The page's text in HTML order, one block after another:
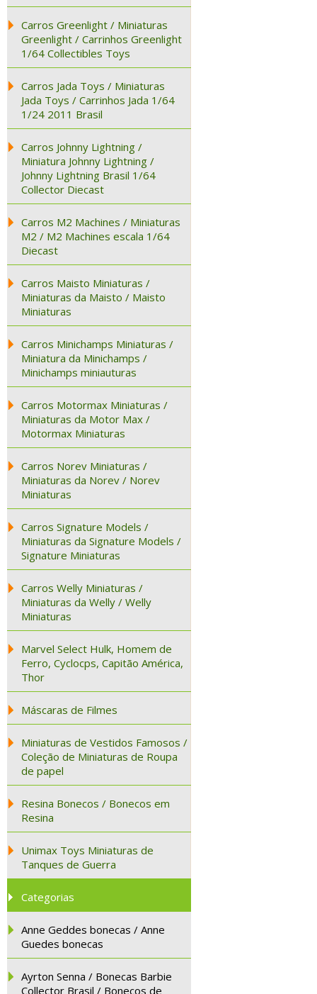
Carros Greenlight / Miniaturas
Greenlight / Carrinhos Greenlight
1/64 Collectibles Toys
Carros Jada Toys / Miniaturas
Jada Toys / Carrinhos Jada 1/64
1/24 2011 Brasil
Carros Johnny Lightning /
Miniatura Johnny Lightning /
Johnny Lightning Brasil 1/64
Collector Diecast
Carros M2 Machines / Miniaturas
M2 / M2 Machines escala 1/64
Diecast
Carros Maisto Miniaturas /
Miniaturas da Maisto / Maisto
Miniaturas
Carros Minichamps Miniaturas /
Miniatura da Minichamps /
Minichamps miniauturas
Carros Motormax Miniaturas /
Miniaturas da Motor Max /
Motormax Miniaturas
Carros Norev Miniaturas /
Miniaturas da Norev / Norev
Miniaturas
Carros Signature Models /
Miniaturas da Signature Models /
Signature Miniaturas
Carros Welly Miniaturas /
Miniaturas da Welly / Welly
Miniaturas
Marvel Select Hulk, Homem de
Ferro, Cyclocps, Capitão América,
Thor
Máscaras de Filmes
Miniaturas de Vestidos Famosos /
Coleção de Miniaturas de Roupa
de papel
Resina Bonecos / Bonecos em
Resina
Unimax Toys Miniaturas de
Tanques de Guerra
Categorias
Anne Geddes bonecas / Anne
Guedes bonecas
Ayrton Senna / Bonecas Barbie
Collector Brasil / Bonecos de